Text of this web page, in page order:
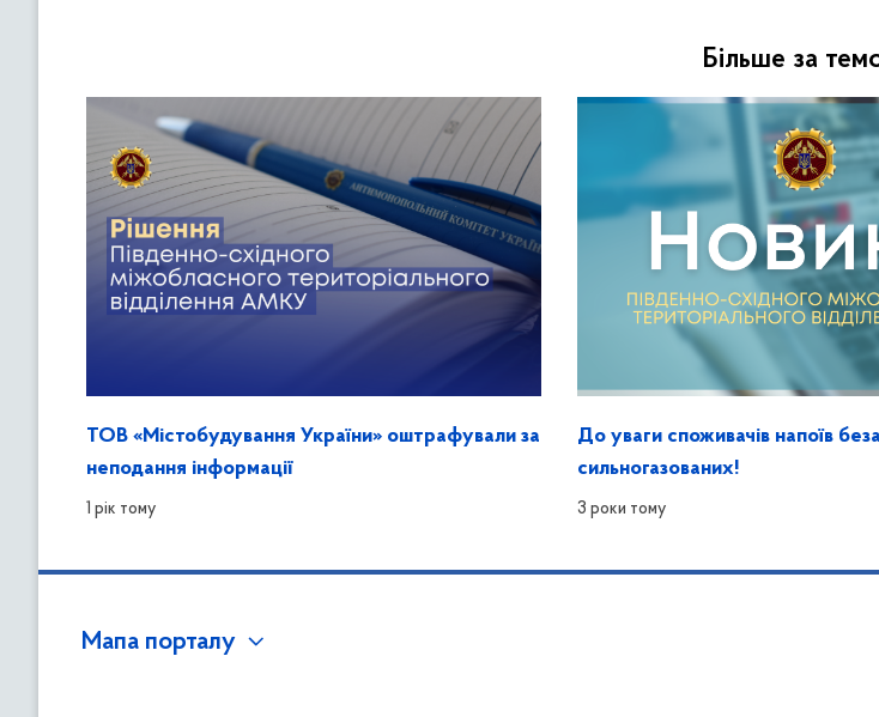
Більше за
ТОВ «Містобудування України» оштрафували за
неподання інформації
1 рік тому
До уваги споживачів напоїв
сильногазованих!
3 роки тому
Мапа порталу